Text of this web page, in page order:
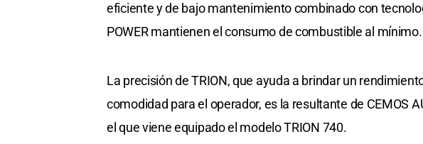
eficiente y de bajo mantenimiento combinado con
POWER mantienen el consumo de combustible al mínimo.
La precisión de TRION, que ayuda a brindar un
comodidad para el operador, es la resultante de CEMOS
el que viene equipado el modelo TRION 740.